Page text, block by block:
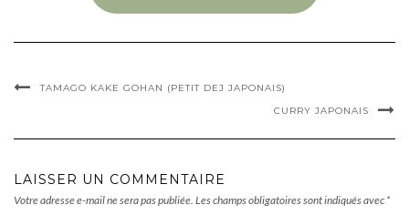
TAMAGO KAKE GOHAN (PETIT DEJ JAPONAIS)
CURRY JAPONAIS
LAISSER UN COMMENTAIRE
Votre adresse e-mail ne sera pas publiée. Les champs obligatoires sont indiqués avec *